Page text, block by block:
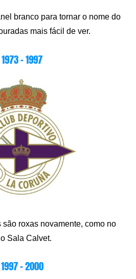
branco para tornar o nome do
mais fácil de ver.
1973 – 1997
roxas novamente, como no
Sala Calvet.
1997 – 2000